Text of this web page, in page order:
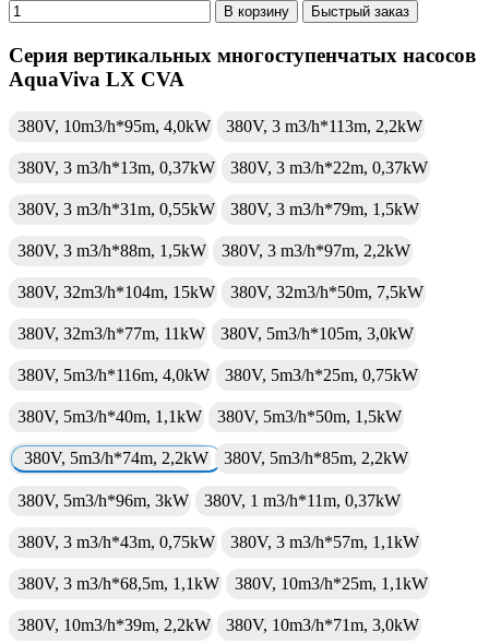
В корзину Быстрый заказ
Серия вертикальных многоступенчатых насосов
AquaViva LX CVA
380V, 10m3/h*95m, 4,0kW 380V, 3 m3/h*113m, 2,2kW
380V, 3 m3/h*13m, 0,37kW 380V, 3 m3/h*22m, 0,37kW
380V, 3 m3/h*31m, 0,55kW 380V, 3 m3/h*79m, 1,5kW
380V, 3 m3/h*88m, 1,5kW 380V, 3 m3/h*97m, 2,2kW
380V, 32m3/h*104m, 15kW 380V, 32m3/h*50m, 7,5kW
380V, 32m3/h*77m, 11kW 380V, 5m3/h*105m, 3,0kW
380V, 5m3/h*116m, 4,0kW 380V, 5m3/h*25m, 0,75kW
380V, 5m3/h*40m, 1,1kW 380V, 5m3/h*50m, 1,5kW
380V, 5m3/h*74m, 2,2kW 380V, 5m3/h*85m, 2,2kW
380V, 5m3/h*96m, 3kW 380V, 1 m3/h*11m, 0,37kW
380V, 3 m3/h*43m, 0,75kW 380V, 3 m3/h*57m, 1,1kW
380V, 3 m3/h*68,5m, 1,1kW 380V, 10m3/h*25m, 1,1kW
380V, 10m3/h*39m, 2,2kW 380V, 10m3/h*71m, 3,0kW